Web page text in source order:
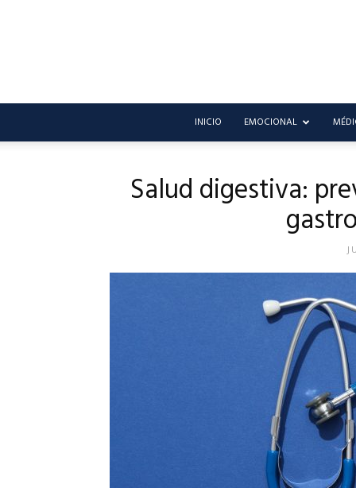
INICIO EMOCIONAL
Salud digestiva: